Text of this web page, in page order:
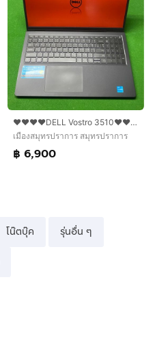
❤️❤️❤️❤️DELL Vostro 3510❤️❤️❤️❤️ โน้ตบุ้คเหมาะทำงาน ดูหนัง ฟังเพลง ท่องเน็ต
เมืองสมุทรปราการ สมุทรปราการ
฿ 6,900
โน๊ตบุ๊ค รุ่นอื่น ๆ